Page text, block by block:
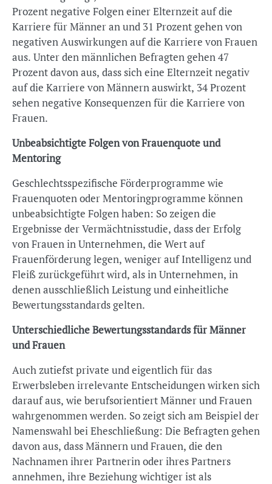
Prozent negative Folgen einer Elternzeit auf die
Karriere für Männer an und 31 Prozent gehen von
negativen Auswirkungen auf die Karriere von Frauen
aus. Unter den männlichen Befragten gehen 47
Prozent davon aus, dass sich eine Elternzeit negativ
auf die Karriere von Männern auswirkt, 34 Prozent
sehen negative Konsequenzen für die Karriere von
Frauen.
Unbeabsichtigte Folgen von Frauenquote und
Mentoring
Geschlechtsspezifische Förderprogramme wie
Frauenquoten oder Mentoringprogramme können
unbeabsichtigte Folgen haben: So zeigen die
Ergebnisse der Vermächtnisstudie, dass der Erfolg
von Frauen in Unternehmen, die Wert auf
Frauenförderung legen, weniger auf Intelligenz und
Fleiß zurückgeführt wird, als in Unternehmen, in
denen ausschließlich Leistung und einheitliche
Bewertungsstandards gelten.
Unterschiedliche Bewertungsstandards für Männer
und Frauen
Auch zutiefst private und eigentlich für das
Erwerbsleben irrelevante Entscheidungen wirken sich
darauf aus, wie berufsorientiert Männer und Frauen
wahrgenommen werden. So zeigt sich am Beispiel der
Namenswahl bei Eheschließung: Die Befragten gehen
davon aus, dass Männern und Frauen, die den
Nachnamen ihrer Partnerin oder ihres Partners
annehmen, ihre Beziehung wichtiger ist als